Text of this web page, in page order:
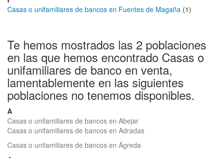
Casas o unifamiliares de bancos en Fuentes de Magaña (1)
Te hemos mostrados las 2 poblaciones
en las que hemos encontrado Casas o
unifamiliares de banco en venta,
lamentablemente en las siguientes
poblaciones no tenemos disponibles.
A
Casas o unifamiliares de bancos en Abejar
Casas o unifamiliares de bancos en Adradas
Casas o unifamiliares de bancos en Ágreda